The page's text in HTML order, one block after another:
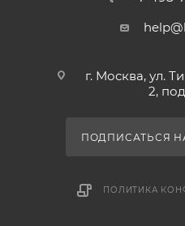
г. Москва, ул.
2,
ПОДПИСАТЬСЯ
ПОЛИТИКА